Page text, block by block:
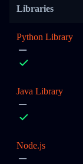
Libraries
Python Library
Java Library
Node.js